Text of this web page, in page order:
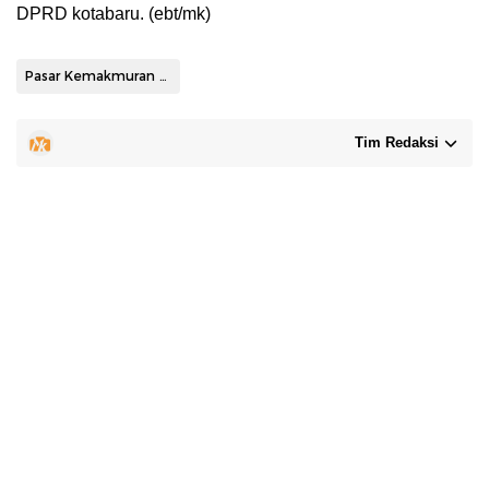
DPRD kotabaru. (ebt/mk)
Pasar Kemakmuran Kotabaru
Tim Redaksi